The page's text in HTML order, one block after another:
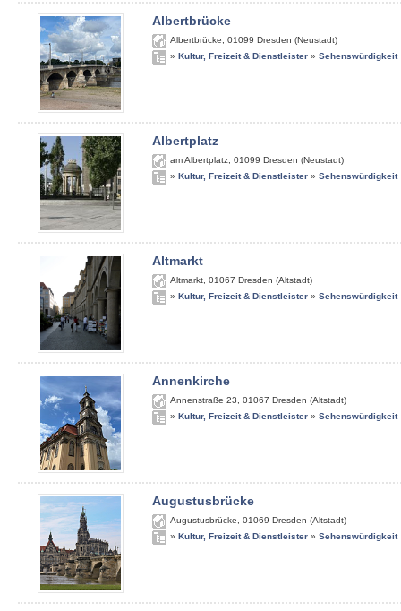
Albertbrücke
Albertbrücke 01099 Dresden (Neustadt)
» Kultur, Freizeit & Dienstleister » Sehenswürdigkeit
Albertplatz
am Albertplatz 01099 Dresden (Neustadt)
» Kultur, Freizeit & Dienstleister » Sehenswürdigkeit
Altmarkt
Altmarkt 01067 Dresden (Altstadt)
» Kultur, Freizeit & Dienstleister » Sehenswürdigkeit
Annenkirche
Annenstraße 23 01067 Dresden (Altstadt)
» Kultur, Freizeit & Dienstleister » Sehenswürdigkeit
Augustusbrücke
Augustusbrücke 01069 Dresden (Altstadt)
» Kultur, Freizeit & Dienstleister » Sehenswürdigkeit